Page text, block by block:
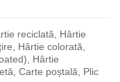
reciclată, Hârtie
Hârtie colorată,
Hârtie
Carte poștală, Plic